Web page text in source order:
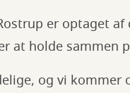
er optaget
at holde sammen
og vi